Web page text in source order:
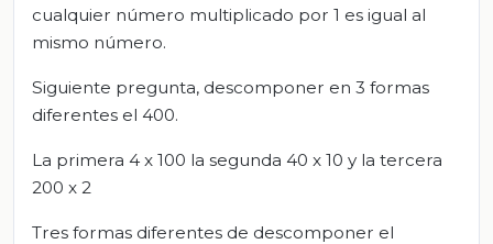
cualquier número multiplicado por 1 es igual al
mismo número.
Siguiente pregunta, descomponer en 3 formas
diferentes el 400.
La primera 4 x 100 la segunda 40 x 10 y la tercera
200 x 2
Tres formas diferentes de descomponer el